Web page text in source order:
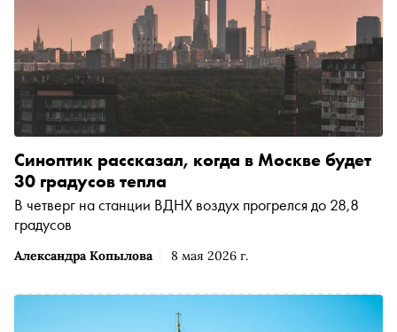
Александра Копылова 8 мая 2026 г.
Синоптик рассказал, когда в Москве будет
30 градусов тепла
В четверг на станции ВДНХ воздух прогрелся до 28,8
градусов